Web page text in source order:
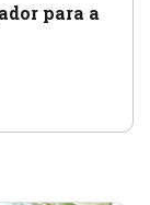
para a